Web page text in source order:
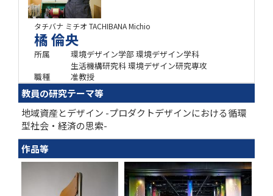
タチバナ ミチオTACHIBANA Michio
橘 倫央
所属
環境デザイン学部 環境デザイン学科
生活機構研究科 環境デザイン研究専攻
職種
准教授
教員の研究テーマ等
地域資産とデザイン -プロダクトデザインにおける循環
型社会・経済の思索-
作品等